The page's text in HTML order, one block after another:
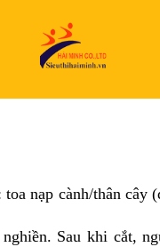
nạp cành/thân
Sau khi cắt,